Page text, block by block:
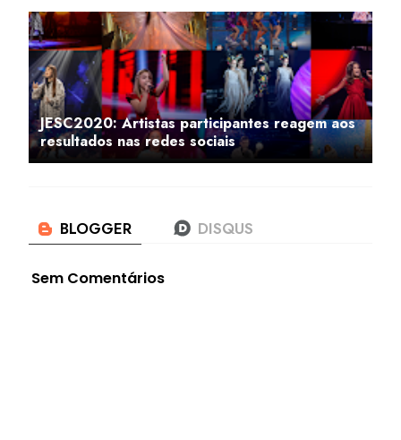
JESC2020: Artistas participantes reagem aos
resultados nas redes sociais
Sem Comentários